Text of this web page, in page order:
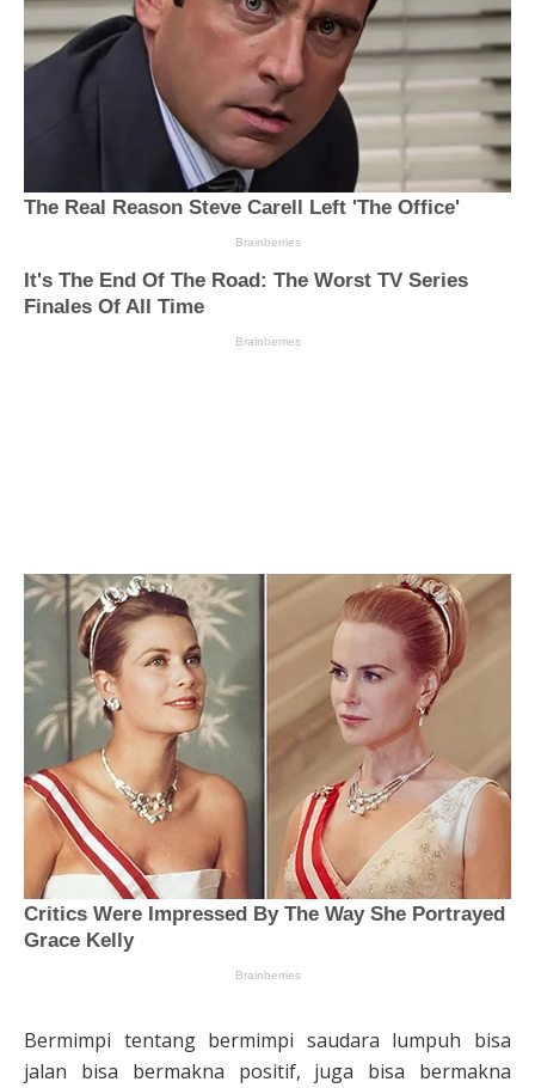
Bermimpi tentang bermimpi saudara lumpuh bisa
jalan bisa bermakna positif, juga bisa bermakna